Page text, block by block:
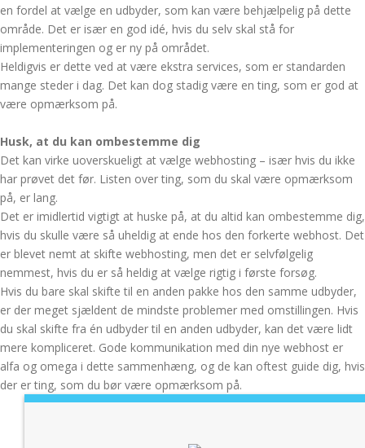
en fordel at vælge en udbyder, som kan være behjælpelig på dette
område. Det er især en god idé, hvis du selv skal stå for
implementeringen og er ny på området.
Heldigvis er dette ved at være ekstra services, som er standarden
mange steder i dag. Det kan dog stadig være en ting, som er god at
være opmærksom på.
Husk, at du kan ombestemme dig
Det kan virke uoverskueligt at vælge webhosting – især hvis du ikke
har prøvet det før. Listen over ting, som du skal være opmærksom
på, er lang.
Det er imidlertid vigtigt at huske på, at du altid kan ombestemme dig,
hvis du skulle være så uheldig at ende hos den forkerte webhost. Det
er blevet nemt at skifte webhosting, men det er selvfølgelig
nemmest, hvis du er så heldig at vælge rigtig i første forsøg.
Hvis du bare skal skifte til en anden pakke hos den samme udbyder,
er der meget sjældent de mindste problemer med omstillingen. Hvis
du skal skifte fra én udbyder til en anden udbyder, kan det være lidt
mere kompliceret. Gode kommunikation med din nye webhost er
alfa og omega i dette sammenhæng, og de kan oftest guide dig, hvis
der er ting, som du bør være opmærksom på.